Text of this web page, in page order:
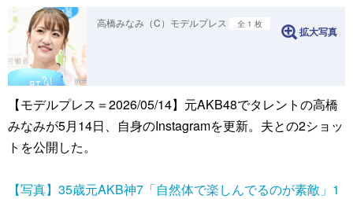
高橋みなみ（C）モデルプレス 全 1 枚
拡大写真
【モデルプレス＝2026/05/14】元AKB48でタレントの高橋
みなみが5月14日、自身のInstagramを更新。夫との2ショッ
トを公開した。
【写真】35歳元AKB神7「自然体で楽しんでるのが素敵」1